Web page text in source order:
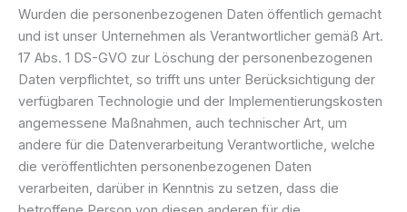
Wurden die personenbezogenen Daten öffentlich gemacht
und ist unser Unternehmen als Verantwortlicher gemäß Art.
17 Abs. 1 DS-GVO zur Löschung der personenbezogenen
Daten verpflichtet, so trifft uns unter Berücksichtigung der
verfügbaren Technologie und der Implementierungskosten
angemessene Maßnahmen, auch technischer Art, um
andere für die Datenverarbeitung Verantwortliche, welche
die veröffentlichten personenbezogenen Daten
verarbeiten, darüber in Kenntnis zu setzen, dass die